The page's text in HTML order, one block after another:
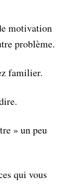
motivation
problème.
familier.
» un peu
qui vous